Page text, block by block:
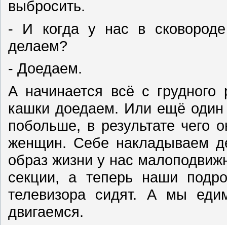
выбросить.
- И когда у нас в
делаем?
- Доедаем.
А начинается всё с
кашки доедаем. Или ещё
побольше, в результате чего
женщин. Себе накладываем
образ жизни у нас
секции, а теперь наши
телевизора сидят. А мы
двигаемся.